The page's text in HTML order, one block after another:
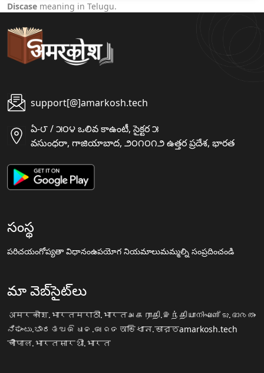
Discase meaning in Telugu.
support[@]amarkosh.tech
ఏ-౮ / ౫౦౪ ఒలివ కాఉంటీ, సైక్టర ౫
వసుంధరా, గాజియాబాద, ౨౦౧౦౧౨ ఉత్తర ప్రదేశ, భారత
సంస్థ
పరిచయంగోప్యతా విధానంఉపయోగ నియమాలుమమ్మల్ని సంప్రదించండి
మా వెబ్‌సైట్‌లు
अमरकोश.भारतमराठी.भारतஅகராதி.இந்தியாനിഘണ്ടു.ഭാരതം
ನಿಘಂಟು.ಭಾರತ ଅଭିଧାନ.ଭାରତ অভিধান.ভারতamarkosh.tech
चौपाल.भारतसारथी.भारत